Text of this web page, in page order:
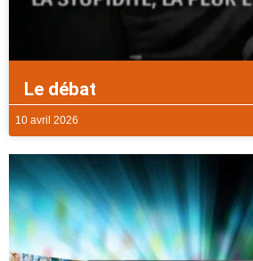
Le débat
10 avril 2026